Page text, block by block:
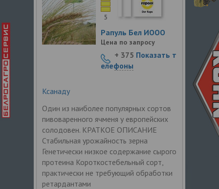
Ксанаду
Один из наиболее популярных сортов
пивоваренного ячменя у европейских
солодовен. КРАТКОЕ ОПИСАНИЕ
Стабильная урожайность зерна
Генетически низкое содержание сырого
протеина Короткостебельный сорт,
практически не требующий обработки
ретардантами
5
Рапуль Бел ИООО
Цена по запросу
+ 375 Показать т
елефоны